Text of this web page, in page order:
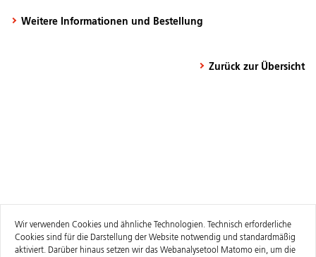
Weitere Informationen und Bestellung
Zurück zur Übersicht
Wir verwenden Cookies und ähnliche Technologien. Technisch erforderliche
Cookies sind für die Darstellung der Website notwendig und standardmäßig
aktiviert. Darüber hinaus setzen wir das Webanalysetool Matomo ein, um die